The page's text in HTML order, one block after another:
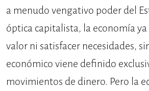
a menudo vengativo poder del
óptica capitalista, la economía
valor ni satisfacer necesidades,
económico viene definido
movimientos de dinero. Pero la